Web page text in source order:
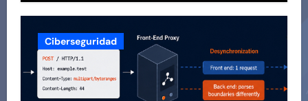
Ciberseguridad